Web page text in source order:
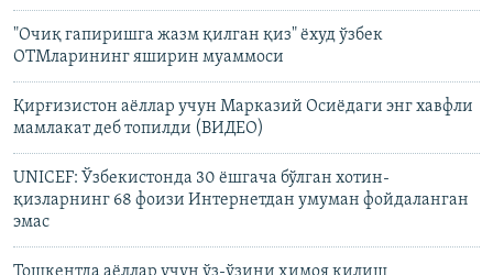
"Очиқ гапиришга жазм қилган қиз" ёхуд ўзбек
ОТМларининг яширин муаммоси
Қирғизистон аёллар учун Марказий Осиёдаги энг хавфли
мамлакат деб топилди (ВИДЕО)
UNICEF: Ўзбекистонда 30 ёшгача бўлган хотин-
қизларнинг 68 фоизи Интернетдан умуман фойдаланган
эмас
Тошкентда аёллар учун ўз-ўзини ҳимоя қилиш